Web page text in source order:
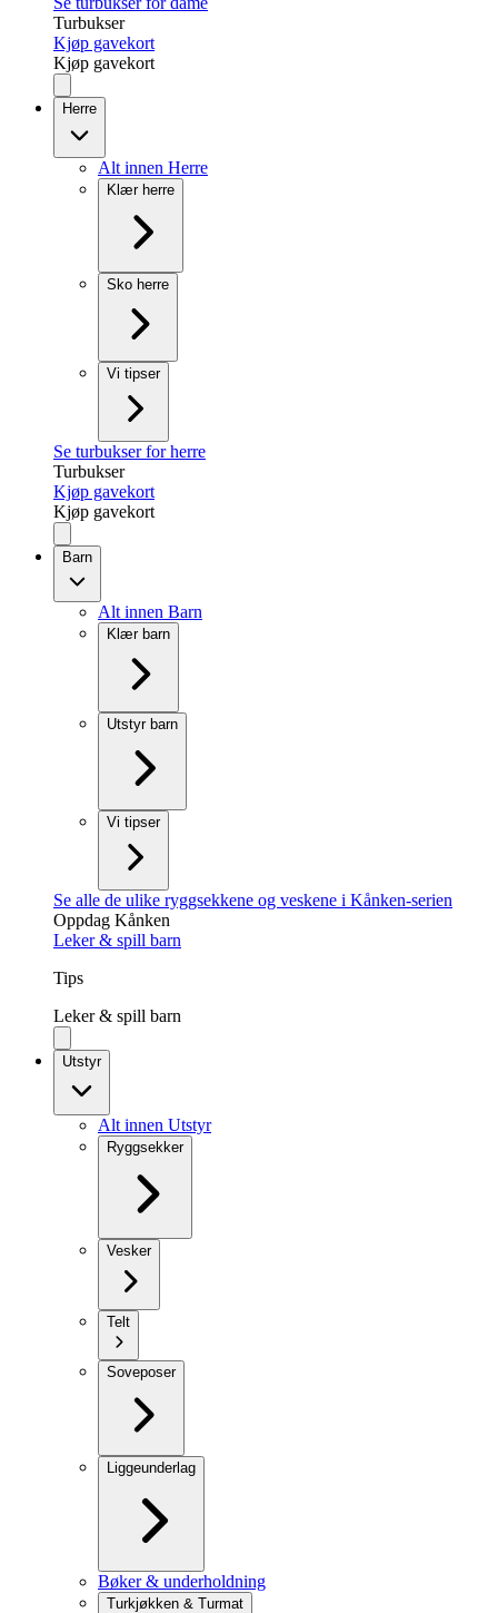
Turbukser
Kjøp gavekort
Kjøp gavekort
Herre
Alt innen Herre
Klær herre
Sko herre
Vi tipser
Se turbukser for herre
Turbukser
Kjøp gavekort
Kjøp gavekort
Barn
Alt innen Barn
Klær barn
Utstyr barn
Vi tipser
Se alle de ulike ryggsekkene og veskene i Kånken-serien
Oppdag Kånken
Leker & spill barn
Tips
Leker & spill barn
Utstyr
Alt innen Utstyr
Ryggsekker
Vesker
Telt
Soveposer
Liggeunderlag
Bøker & underholdning
Turkjøkken & Turmat